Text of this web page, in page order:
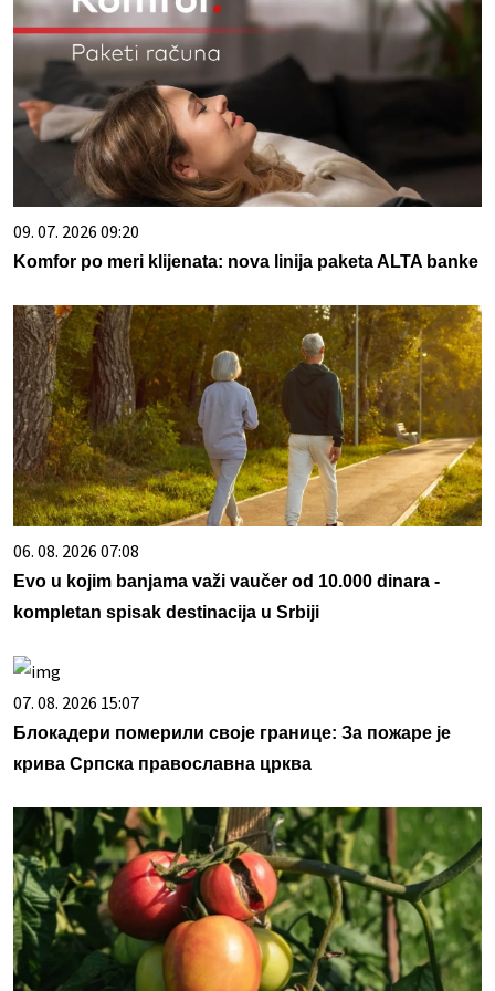
09. 07. 2026 09:20
Komfor po meri klijenata: nova linija paketa ALTA banke
06. 08. 2026 07:08
Evo u kojim banjama važi vaučer od 10.000 dinara -
kompletan spisak destinacija u Srbiji
07. 08. 2026 15:07
Блокадери померили своје границе: За пожаре је
крива Српска православна црква